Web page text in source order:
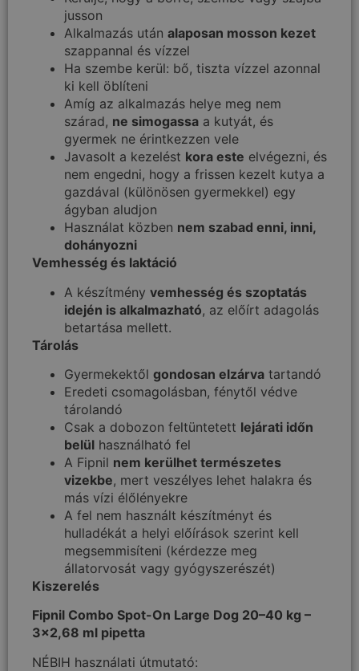
jusson
Alkalmazás után alaposan mosson kezet
szappannal és vízzel
Ha szembe kerül: bő, tiszta vízzel azonnal
ki kell öblíteni
Amíg az alkalmazás helye meg nem
szárad, ne simogassa a kutyát, és
gyermek ne érintkezzen vele
Javasolt a kezelést kora este elvégezni, és
nem engedni, hogy a frissen kezelt kutya a
gazdával (különösen gyermekkel) egy
ágyban aludjon
Használat közben nem szabad enni, inni,
dohányozni
Vemhesség és laktáció
A készítmény vemhesség és szoptatás
idején is alkalmazható, az előírt adagolás
betartása mellett.
Tárolás
Gyermekektől gondosan elzárva tartandó
Eredeti csomagolásban, fénytől védve
tárolandó
Csak a dobozon feltüntetett lejárati időn
belül használható fel
A Fipnil nem kerülhet természetes
vizekbe, mert veszélyes lehet halakra és
más vízi élőlényekre
A fel nem használt készítményt és
hulladékát a helyi előírások szerint kell
megsemmisíteni (kérdezze meg
állatorvosát vagy gyógyszerészét)
Kiszerelés
Fipnil Combo Spot-On Large Dog 20–40 kg –
3×2,68 ml pipetta
NÉBIH használati útmutató: